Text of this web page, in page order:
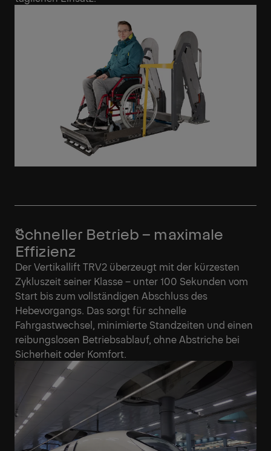
Schneller Betrieb – maximale
Effizienz
Der Vertikallift TRV2 überzeugt mit der kürzesten
Zykluszeit seiner Klasse – unter 100 Sekunden vom
Start bis zum vollständigen Abschluss des
Hebevorgangs. Das sorgt für schnelle
Fahrgastwechsel, minimierte Standzeiten und einen
reibungslosen Betriebsablauf, ohne Abstriche bei
Sicherheit oder Komfort.